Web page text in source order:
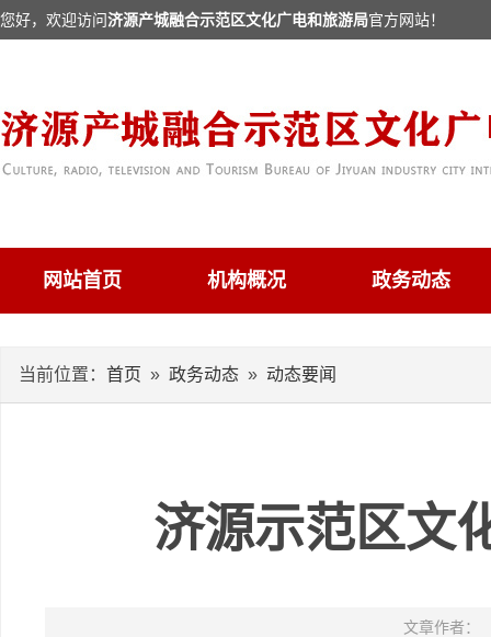
您好，欢迎访问济源产城融合示范区文化广电和旅游局官方网站！
网站首页 机构概况 政务动态
当前位置： 首页 » 政务动态 » 动态要闻
济源示范区文
文章作者：